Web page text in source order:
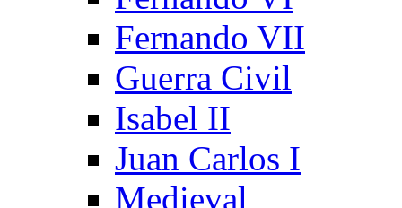
Fernando VII
Guerra Civil
Isabel II
Juan Carlos I
Medieval